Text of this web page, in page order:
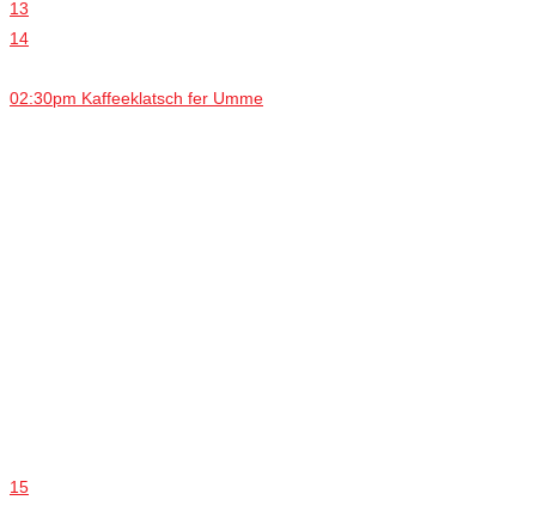
13
14
02:30pm Kaffeeklatsch fer Umme
15